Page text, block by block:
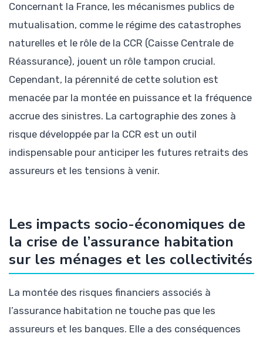
Concernant la France, les mécanismes publics de
mutualisation, comme le régime des catastrophes
naturelles et le rôle de la CCR (Caisse Centrale de
Réassurance), jouent un rôle tampon crucial.
Cependant, la pérennité de cette solution est
menacée par la montée en puissance et la fréquence
accrue des sinistres. La cartographie des zones à
risque développée par la CCR est un outil
indispensable pour anticiper les futures retraits des
assureurs et les tensions à venir.
Les impacts socio-économiques de
la crise de l’assurance habitation
sur les ménages et les collectivités
La montée des risques financiers associés à
l’assurance habitation ne touche pas que les
assureurs et les banques. Elle a des conséquences